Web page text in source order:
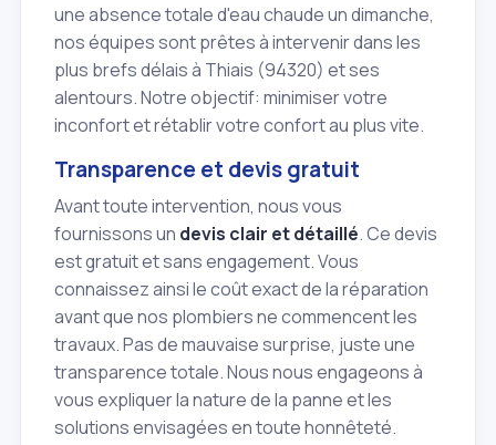
une absence totale d'eau chaude un dimanche,
nos équipes sont prêtes à intervenir dans les
plus brefs délais à Thiais (94320) et ses
alentours. Notre objectif: minimiser votre
inconfort et rétablir votre confort au plus vite.
Transparence et devis gratuit
Avant toute intervention, nous vous
fournissons un devis clair et détaillé. Ce devis
est gratuit et sans engagement. Vous
connaissez ainsi le coût exact de la réparation
avant que nos plombiers ne commencent les
travaux. Pas de mauvaise surprise, juste une
transparence totale. Nous nous engageons à
vous expliquer la nature de la panne et les
solutions envisagées en toute honnêteté.